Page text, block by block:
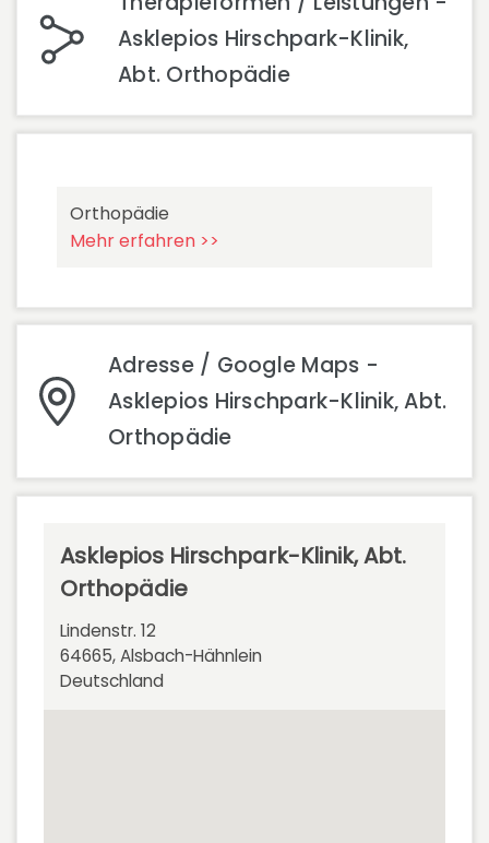
Asklepios Hirschpark-Klinik,
Abt. Orthopädie
Orthopädie
Mehr erfahren >>
Adresse / Google Maps -
Asklepios Hirschpark-Klinik, Abt.
Orthopädie
Asklepios Hirschpark-Klinik, Abt.
Orthopädie
Lindenstr. 12
64665, Alsbach-Hähnlein
Deutschland